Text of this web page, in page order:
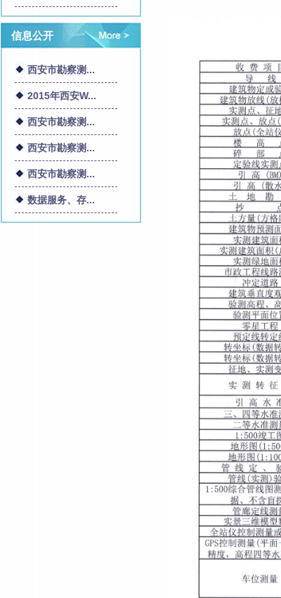
信息公开
西安市勘察测...
2015年西安W...
西安市勘察测...
西安市勘察测...
西安市勘察测...
数据服务、存...